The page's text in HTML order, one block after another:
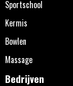
Sportschool
Kermis
Bowlen
Massage
Bedrijven